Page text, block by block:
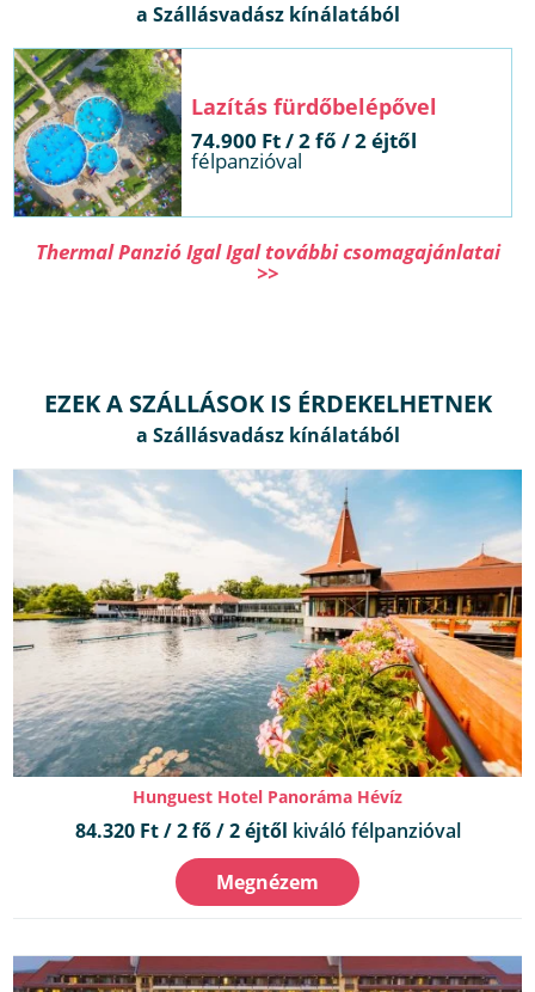
/ 2 fő / 2 éjtőlfélpanzióval
Thermal Panzió Igal Igal további csomagajánlatai
>>
EZEK A SZÁLLÁSOK IS ÉRDEKELHETNEK
Hunguest Hotel Panoráma Hévíz
84.320 Ft / 2 fő / 2 éjtől kiváló félpanzióval
Megnézem